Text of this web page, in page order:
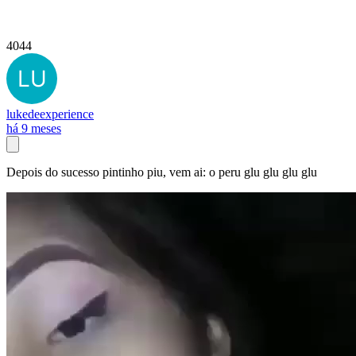
4044
lukedeexperience
há 9 meses
Depois do sucesso pintinho piu, vem ai: o peru glu glu glu glu